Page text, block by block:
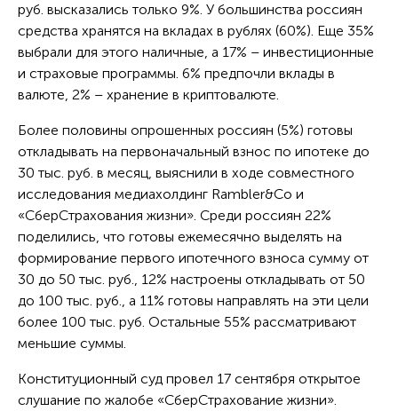
руб. высказались только 9%. У большинства россиян
средства хранятся на вкладах в рублях (60%). Еще 35%
выбрали для этого наличные, а 17% – инвестиционные
и страховые программы. 6% предпочли вклады в
валюте, 2% – хранение в криптовалюте.
Более половины опрошенных россиян (5%) готовы
откладывать на первоначальный взнос по ипотеке до
30 тыс. руб. в месяц, выяснили в ходе совместного
исследования медиахолдинг Rambler&Co и
«СберСтрахования жизни». Среди россиян 22%
поделились, что готовы ежемесячно выделять на
формирование первого ипотечного взноса сумму от
30 до 50 тыс. руб., 12% настроены откладывать от 50
до 100 тыс. руб., а 11% готовы направлять на эти цели
более 100 тыс. руб. Остальные 55% рассматривают
меньшие суммы.
Конституционный суд провел 17 сентября открытое
слушание по жалобе «СберСтрахование жизни».